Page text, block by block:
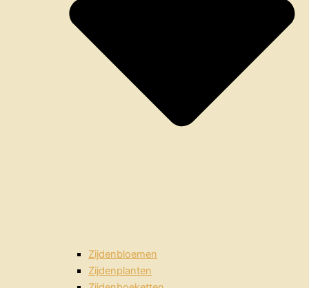
Zijdenbloemen
Zijdenplanten